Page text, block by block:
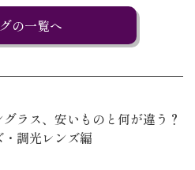
の一覧へ
ラス、安いものと何が違う？
・調光レンズ編